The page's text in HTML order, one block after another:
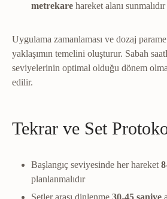
metrekare hareket alanı sunmalıdır
Uygulama zamanlaması ve dozaj
yaklaşımın temelini oluşturur. Sabah
seviyelerinin optimal olduğu dönem
edilir.
Tekrar ve Set
Başlangıç seviyesinde her hareket
planlanmalıdır